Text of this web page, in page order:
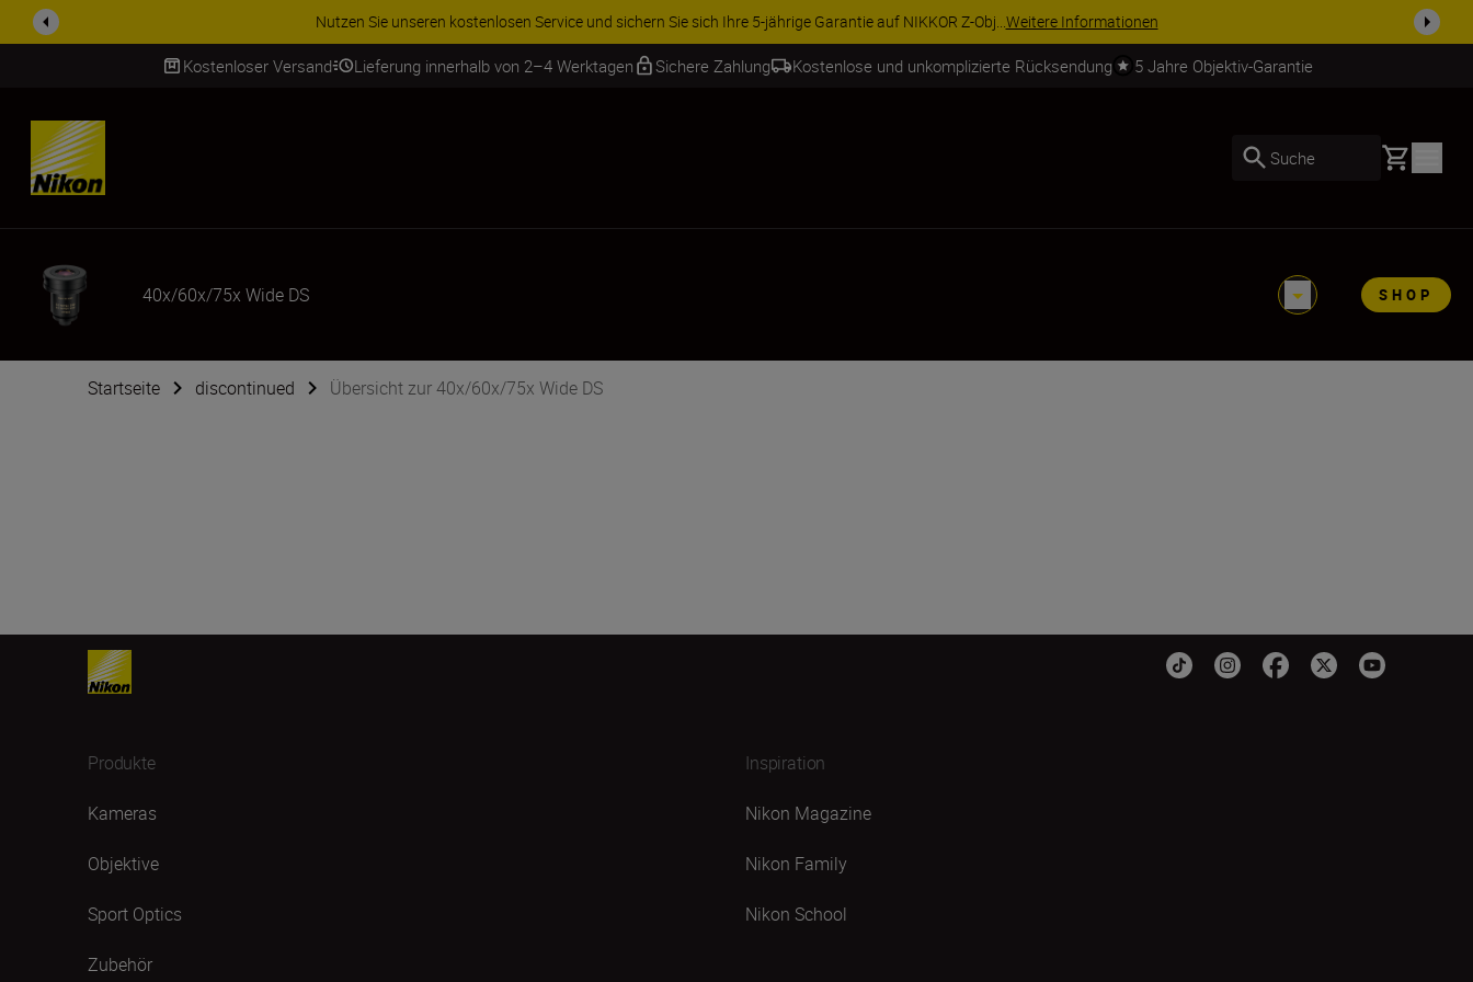
Nutzen Sie unseren kostenlosen Service und sichern Sie sich Ihre 5-jährige Garantie auf NIKKOR Z-Obj...Weitere Informationen
Kostenloser Versand Lieferung innerhalb von 2–4 Werktagen Sichere Zahlung Kostenlose und unkomplizierte Rücksendung 5 Jahre Objektiv-Garantie
SKIP
Suche Basket
40x/60x/75x Wide DS SHOP
Startseite discontinued Übersicht zur 40x/60x/75x Wide DS
Produkte
Kameras
Objektive
Sport Optics
Zubehör
Inspiration
Nikon Magazine
Nikon Family
Nikon School